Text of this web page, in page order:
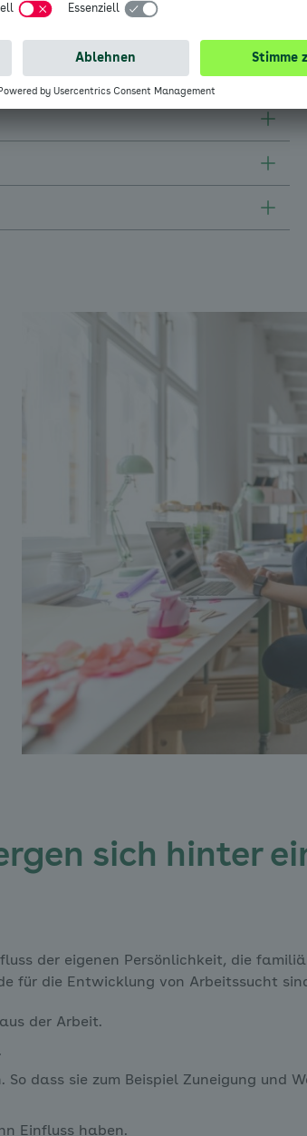
sich hinter
der eigenen Persönlichkeit, die
für die Entwicklung von Arbeitssucht
der Arbeit.
dass sie zum Beispiel Zuneigung und
Einfluss haben.